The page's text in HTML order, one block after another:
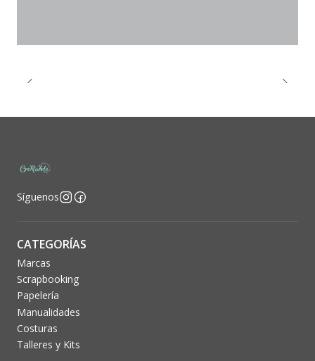
Síguenos
CATEGORÍAS
Marcas
Scrapbooking
Papelería
Manualidades
Costuras
Talleres y Kits